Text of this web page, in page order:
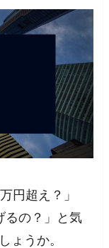
円超え？」
るの？」と気
ょうか。